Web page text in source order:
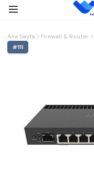
Ana Sayfa Firewall & Router
#111